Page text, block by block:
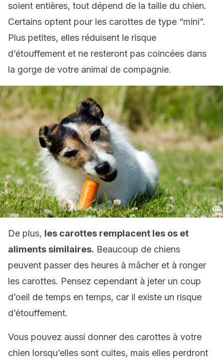
soient entières, tout dépend de la taille du chien.
Certains optent pour les carottes de type “mini”.
Plus petites, elles réduisent le risque
d’étouffement et ne resteront pas coincées dans
la gorge de votre animal de compagnie.
De plus, les carottes remplacent les os et
aliments similaires. Beaucoup de chiens
peuvent passer des heures à mâcher et à ronger
les carottes. Pensez cependant à jeter un coup
d’oeil de temps en temps, car il existe un risque
d’étouffement.
Vous pouvez aussi donner des carottes à votre
chien lorsqu’elles sont cuites, mais elles perdront